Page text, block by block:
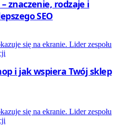
znaczenie, rodzaje i
SEO
i jak wspiera Twój sklep